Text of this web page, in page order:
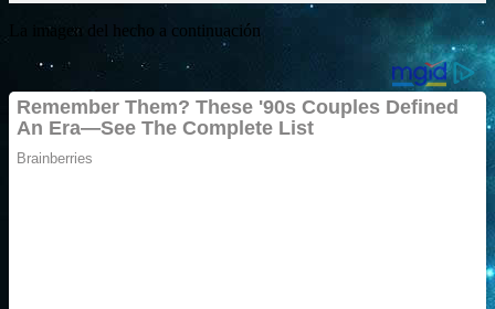
La imagen del hecho a continuación